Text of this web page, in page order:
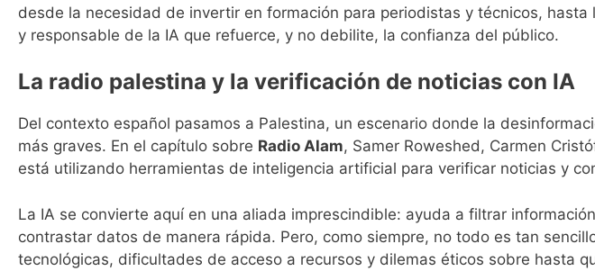
desde la necesidad de invertir en formación para periodistas y técnicos,
y responsable de la IA que refuerce, y no debilite, la confianza del público.
La radio palestina y la verificación de noticias con IA
Del contexto español pasamos a Palestina, un escenario donde la
más graves. En el capítulo sobre Radio Alam, Samer Roweshed, Carmen
está utilizando herramientas de inteligencia artificial para verificar noticias y
La IA se convierte aquí en una aliada imprescindible: ayuda a filtrar
contrastar datos de manera rápida. Pero, como siempre, no todo es tan
tecnológicas, dificultades de acceso a recursos y dilemas éticos sobre hasta